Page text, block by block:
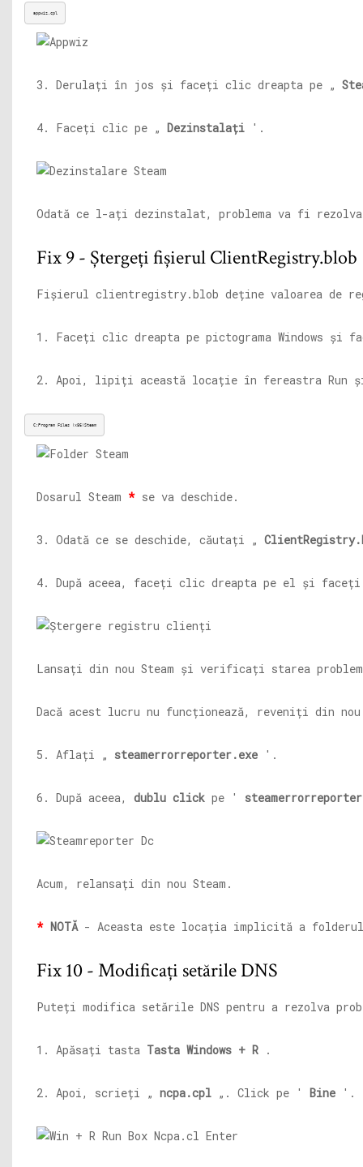
appwiz.cpl
3. Derulați în jos și faceți clic dreapta pe „
4. Faceți clic pe „ Dezinstalați '.
Odată ce l-ați dezinstalat, problema va fi
Fix 9 - Ștergeți fișierul ClientRegistry.blob
Fișierul clientregistry.blob deține valoarea de
1. Faceți clic dreapta pe pictograma Windows
2. Apoi, lipiți această locație în fereastra
C:Program Files (x86)Steam
Dosarul Steam * se va deschide.
3. Odată ce se deschide, căutați „
4. După aceea, faceți clic dreapta pe el și
Lansați din nou Steam și verificați starea
Dacă acest lucru nu funcționează, reveniți din
5. Aflați „ steamerrorreporter.exe '.
6. După aceea, dublu click pe '
Acum, relansați din nou Steam.
* NOTĂ- Aceasta este locația implicită a
Fix 10 - Modificați setările DNS
Puteți modifica setările DNS pentru a rezolva
1. Apăsați tasta Tasta Windows + R .
2. Apoi, scrieți „ ncpa.cpl „. Click pe ' Bine '.